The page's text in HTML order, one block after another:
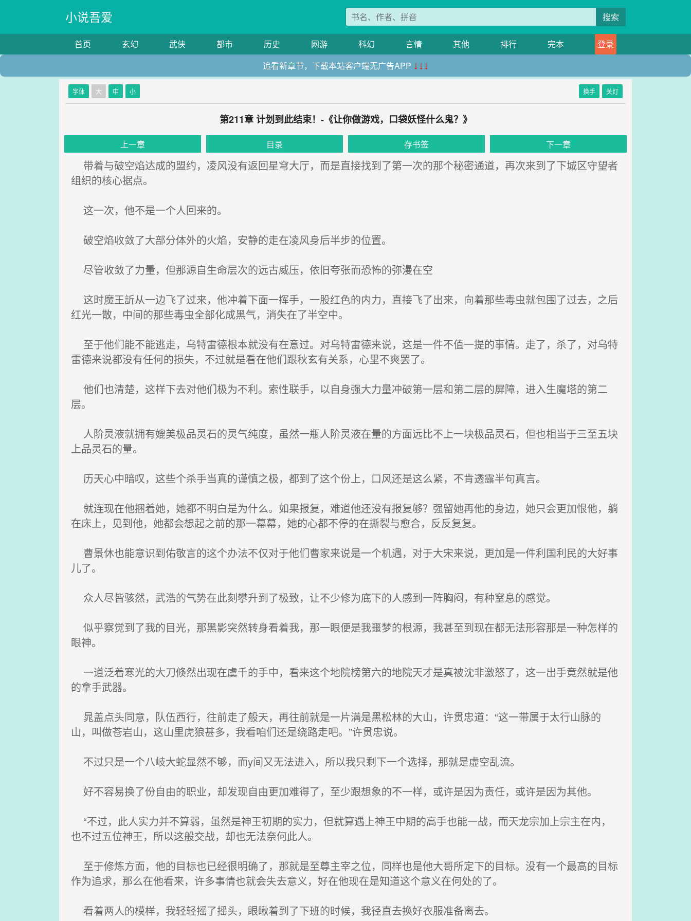
小说吾爱 搜索
首页 玄幻 武侠 都市 历史 网游 科幻 言情 其他 排行 完本
登录
追看新章节，下载本站客户端无广告APP ↓↓↓
字体 大 中 小 换手 关灯
第211章 计划到此结束！-《让你做游戏，口袋妖怪什么鬼？》
上一章 目录 存书签 下一章
带着与破空焰达成的盟约，凌风没有返回星穹大厅，而是直接找到了第一次的那个秘密通道，再次来到了下城区守望者
组织的核心据点。
这一次，他不是一个人回来的。
破空焰收敛了大部分体外的火焰，安静的走在凌风身后半步的位置。
尽管收敛了力量，但那源自生命层次的远古威压，依旧夸张而恐怖的弥漫在空
这时魔王訢从一边飞了过来，他冲着下面一挥手，一股红色的内力，直接飞了出来，向着那些毒虫就包围了过去，之后
红光一散，中间的那些毒虫全部化成黑气，消失在了半空中。
至于他们能不能逃走，乌特雷德根本就没有在意过。对乌特雷德来说，这是一件不值一提的事情。走了，杀了，对乌特
雷德来说都没有任何的损失，不过就是看在他们跟秋玄有关系，心里不爽罢了。
他们也清楚，这样下去对他们极为不利。索性联手，以自身强大力量冲破第一层和第二层的屏障，进入生魔塔的第二
层。
人阶灵液就拥有媲美极品灵石的灵气纯度，虽然一瓶人阶灵液在量的方面远比不上一块极品灵石，但也相当于三至五块
上品灵石的量。
历天心中暗叹，这些个杀手当真的谨慎之极，都到了这个份上，口风还是这么紧，不肯透露半句真言。
就连现在他捆着她，她都不明白是为什么。如果报复，难道他还没有报复够？强留她再他的身边，她只会更加恨他，躺
在床上，见到他，她都会想起之前的那一幕幕，她的心都不停的在撕裂与愈合，反反复复。
曹景休也能意识到佑敬言的这个办法不仅对于他们曹家来说是一个机遇，对于大宋来说，更加是一件利国利民的大好事
儿了。
众人尽皆骇然，武浩的气势在此刻攀升到了极致，让不少修为底下的人感到一阵胸闷，有种窒息的感觉。
似乎察觉到了我的目光，那黑影突然转身看着我，那一眼便是我噩梦的根源，我甚至到现在都无法形容那是一种怎样的
眼神。
一道泛着寒光的大刀倏然出现在虞千的手中，看来这个地院榜第六的地院天才是真被沈非激怒了，这一出手竟然就是他
的拿手武器。
晁盖点头同意，队伍西行，往前走了般天，再往前就是一片满是黑松林的大山，许贯忠道：“这一带属于太行山脉的
山，叫做苍岩山，这山里虎狼甚多，我看咱们还是绕路走吧。”许贯忠说。
不过只是一个八岐大蛇显然不够，而y间又无法进入，所以我只剩下一个选择，那就是虚空乱流。
好不容易换了份自由的职业，却发现自由更加难得了，至少跟想象的不一样，或许是因为责任，或许是因为其他。
“不过，此人实力并不算弱，虽然是神王初期的实力，但就算遇上神王中期的高手也能一战，而天龙宗加上宗主在内，
也不过五位神王，所以这般交战，却也无法奈何此人。
至于修炼方面，他的目标也已经很明确了，那就是至尊主宰之位，同样也是他大哥所定下的目标。没有一个最高的目标
作为追求，那么在他看来，许多事情也就会失去意义，好在他现在是知道这个意义在何处的了。
看着两人的模样，我轻轻摇了摇头，眼瞅着到了下班的时候，我径直去换好衣服准备离去。